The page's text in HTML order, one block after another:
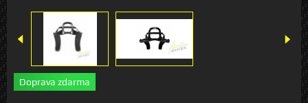
Doprava zdarma